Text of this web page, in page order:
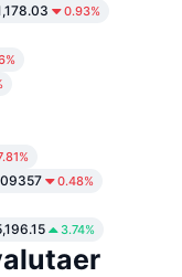
0.93%
0.48%
3.74%